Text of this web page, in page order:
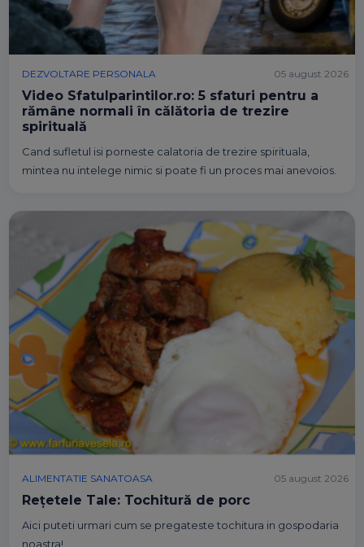
DEZVOLTARE PERSONALA
Video Sfatulparintilor.ro: 5 sfaturi pentru a
rămâne normali în călătoria de trezire
spirituală
Cand sufletul isi porneste calatoria de trezire spirituala,
mintea nu intelege nimic si poate fi un proces mai anevoios.
05 august 2026
ALIMENTATIE SANATOASA
Rețetele Tale: Tochitură de porc
Aici puteti urmari cum se pregateste tochitura in gospodaria
noastra!
05 august 2026